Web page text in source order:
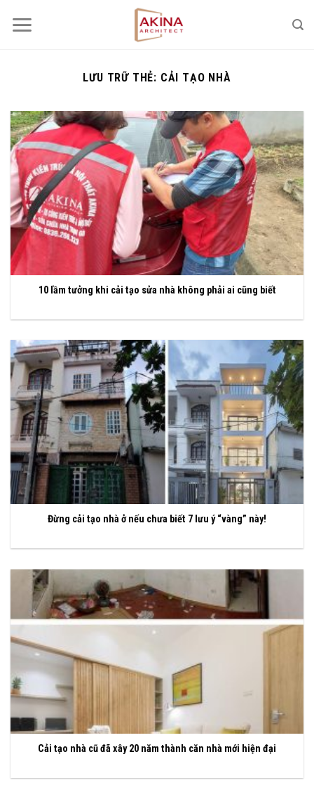
qua
LƯU TRỮ THẺ: CẢI TẠO NHÀ
10 lầm tưởng khi cải tạo sửa nhà không phải ai cũng biết
Đừng cải tạo nhà ở nếu chưa biết 7 lưu ý “vàng” này!
Cải tạo nhà cũ đã xây 20 năm thành căn nhà mới hiện đại